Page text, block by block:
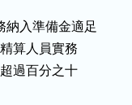
納入準備金適足
算人員實務
過百分之十